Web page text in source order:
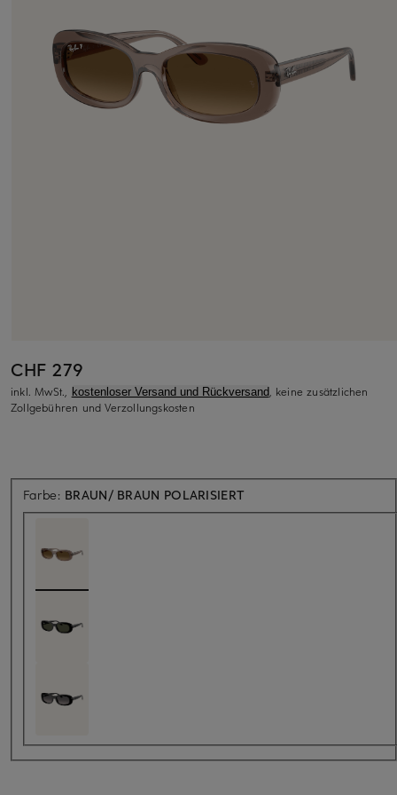
CHF 279
inkl. MwSt., kostenloser Versand und Rückversand, keine zusätzlichen
Zollgebühren und Verzollungskosten
Farbe: BRAUN/ BRAUN POLARISIERT